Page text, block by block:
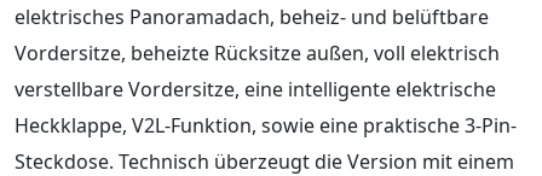
elektrisches Panoramadach, beheiz- und belüftbare
Vordersitze, beheizte Rücksitze außen, voll elektrisch
verstellbare Vordersitze, eine intelligente elektrische
Heckklappe, V2L-Funktion, sowie eine praktische 3-Pin-
Steckdose. Technisch überzeugt die Version mit einem